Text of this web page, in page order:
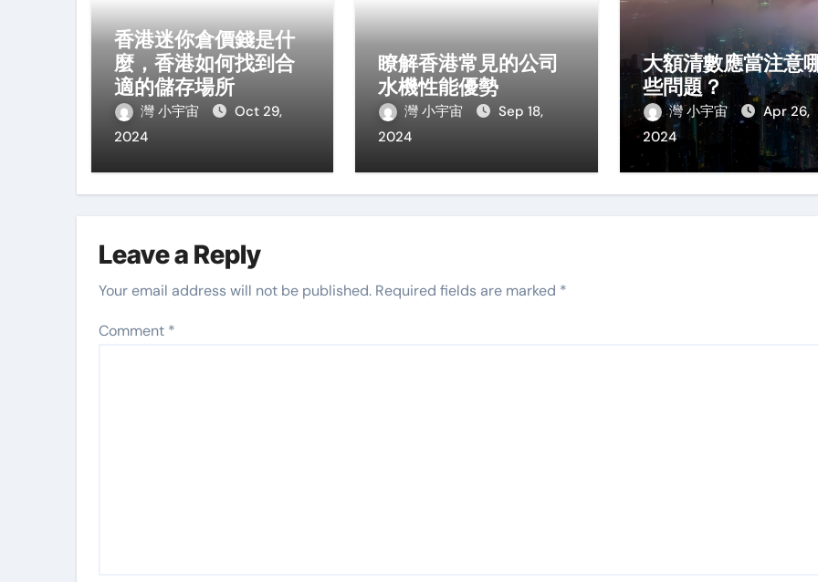
香港迷你倉價錢是什
麼，香港如何找到合
適的儲存場所
灣 小宇宙
Oct 29,
2024
瞭解香港常見的公司
水機性能優勢
灣 小宇宙
Sep 18,
2024
大額清數應當注意
些問題？
灣 小宇宙
Apr 26,
2024
Leave a Reply
Your email address will not be published. Required fields are marked *
Comment *